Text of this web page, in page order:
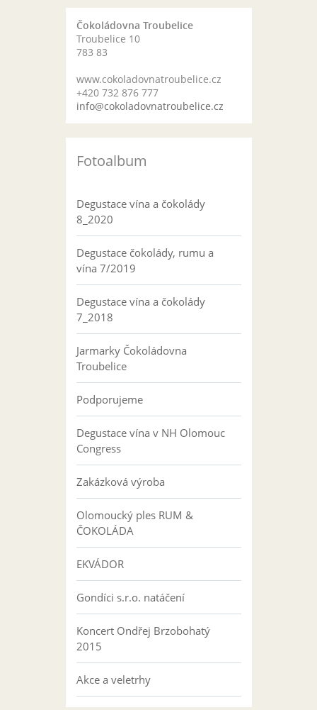
Čokoládovna Troubelice
Troubelice 10
783 83
www.cokoladovnatroubelice.cz
+420 732 876 777
info@cokoladovnatroubelice.cz
Fotoalbum
Degustace vína a čokolády
8_2020
Degustace čokolády, rumu a
vína 7/2019
Degustace vína a čokolády
7_2018
Jarmarky Čokoládovna
Troubelice
Podporujeme
Degustace vína v NH Olomouc
Congress
Zakázková výroba
Olomoucký ples RUM &
ČOKOLÁDA
EKVÁDOR
Gondíci s.r.o. natáčení
Koncert Ondřej Brzobohatý
2015
Akce a veletrhy